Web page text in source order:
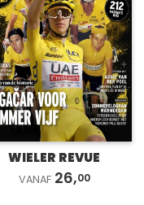
WIELER REVUE
VANAF 26,00